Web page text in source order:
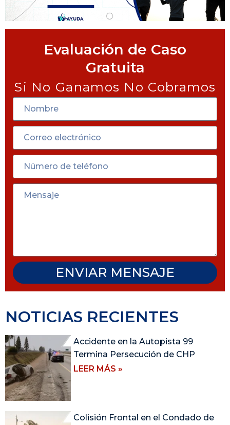
Evaluación de Caso
Gratuita
Si No Ganamos No Cobramos
ENVIAR MENSAJE
NOTICIAS RECIENTES
Accidente en la Autopista 99
Termina Persecución de CHP
LEER MÁS »
Colisión Frontal en el Condado de